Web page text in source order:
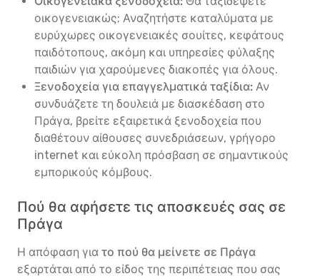
οικογενειακώς; Αναζητήστε καταλύματα με
ευρύχωρες οικογενειακές σουίτες, κεφάτους
παιδότοπους, ακόμη και υπηρεσίες φύλαξης
παιδιών για χαρούμενες διακοπές για όλους.
Ξενοδοχεία για επαγγελματικά ταξίδια: Αν
συνδυάζετε τη δουλειά με διασκέδαση στο
Πράγα, βρείτε εξαιρετικά ξενοδοχεία που
διαθέτουν αίθουσες συνεδριάσεων, γρήγορο
internet και εύκολη πρόσβαση σε σημαντικούς
εμπορικούς κόμβους.
Πού θα αφήσετε τις αποσκευές σας σε
Πράγα
Η απόφαση για το πού θα μείνετε σε Πράγα
εξαρτάται από το είδος της περιπέτειας που σας